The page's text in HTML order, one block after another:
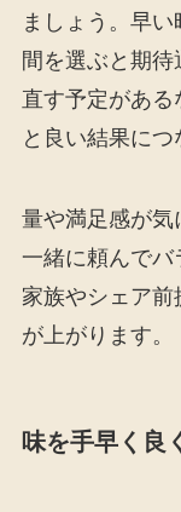
ましょう。早
間を選ぶと期
直す予定があ
と良い結果につ
量や満足感が気
一緒に頼んでバ
家族やシェア
が上がります。
味を手早く良